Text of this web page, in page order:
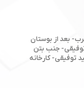
بعد از بوستان
جنب بتن
توفیقی- کارخانه